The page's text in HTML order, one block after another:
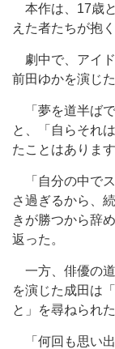
本作は、17歳
えた者たちが抱
劇中で、アイ
前田ゆかを演じ
「夢を道半ば
と、「自らそれ
たことはありま
「自分の中で
さ過ぎるから、
きが勝つから辞
返った。
一方、俳優の
を演じた成田は
と」を尋ねられた
「何回も思い出